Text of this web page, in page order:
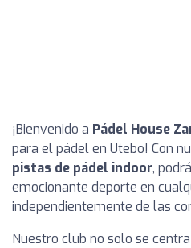
¡Bienvenido a Pádel House
para el pádel en Utebo! Con
pistas de pádel indoor,
emocionante deporte en
independientemente de las
Nuestro club no solo se